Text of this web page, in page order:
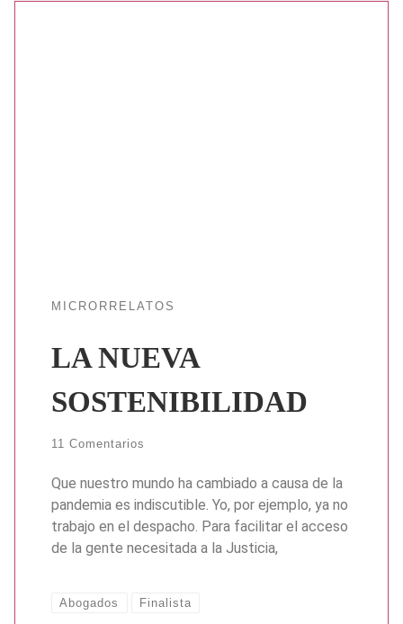
MICRORRELATOS
LA NUEVA
SOSTENIBILIDAD
11 Comentarios
Que nuestro mundo ha cambiado a causa de la
pandemia es indiscutible. Yo, por ejemplo, ya no
trabajo en el despacho. Para facilitar el acceso
de la gente necesitada a la Justicia,
Abogados Finalista